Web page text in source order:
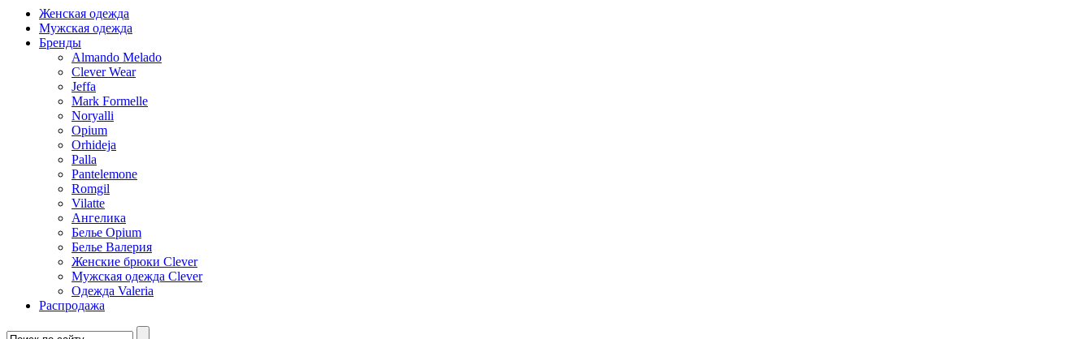
Женская одежда
Мужская одежда
Бренды
Almando Melado
Clever Wear
Jeffa
Mark Formelle
Noryalli
Opium
Orhideja
Palla
Pantelemone
Romgil
Vilatte
Ангелика
Белье Opium
Белье Валерия
Женские брюки Clever
Мужская одежда Clever
Одежда Valeria
Распродажа